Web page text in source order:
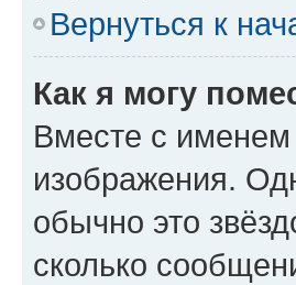
Вернуться к
Как я могу
Вместе с именем
изображения.
обычно это
сколько